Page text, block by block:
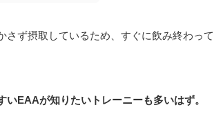
ず摂取しているため、すぐに飲み終わって
EAAが知りたいトレーニーも多いはず。